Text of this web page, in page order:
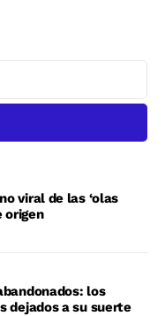
viral de las ‘olas
origen
los
dejados a su suerte